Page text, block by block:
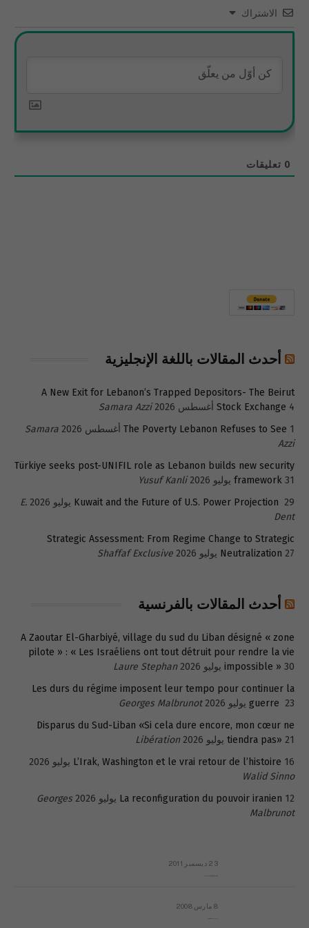
الاشتراك
0 تعليقات
أحدث المقالات باللغة الإنجليزية
A New Exit for Lebanon’s Trapped Depositors- The Beirut
Stock Exchange 4 أغسطس 2026
Samara Azzi
The Poverty Lebanon Refuses to See 1 أغسطس 2026
Samara
Azzi
Türkiye seeks post-UNIFIL role as Lebanon builds new security
framework 31 يوليو 2026
Yusuf Kanli
Kuwait and the Future of U.S. Power Projection 29 يوليو 2026
E.
Dent
Strategic Assessment: From Regime Change to Strategic
Neutralization 27 يوليو 2026 Shaffaf Exclusive
أحدث المقالات بالفرنسية
A Zaoutar El-Gharbiyé, village du sud du Liban désigné « zone
pilote » : « Les Israéliens ont tout détruit pour rendre la vie
impossible » 30 يوليو 2026
Laure Stephan
Les durs du régime imposent leur tempo pour continuer la
guerre 23 يوليو 2026
Georges Malbrunot
Disparus du Sud-Liban «Si cela dure encore, mon cœur ne
tiendra pas» 21 يوليو 2026
Libération
L’Irak, Washington et le vrai retour de l’histoire 16 يوليو 2026
Walid Sinno
La reconfiguration du pouvoir iranien 12 يوليو 2026
Georges
Malbrunot
23 ديسمبر 2011
8 مارس 2008